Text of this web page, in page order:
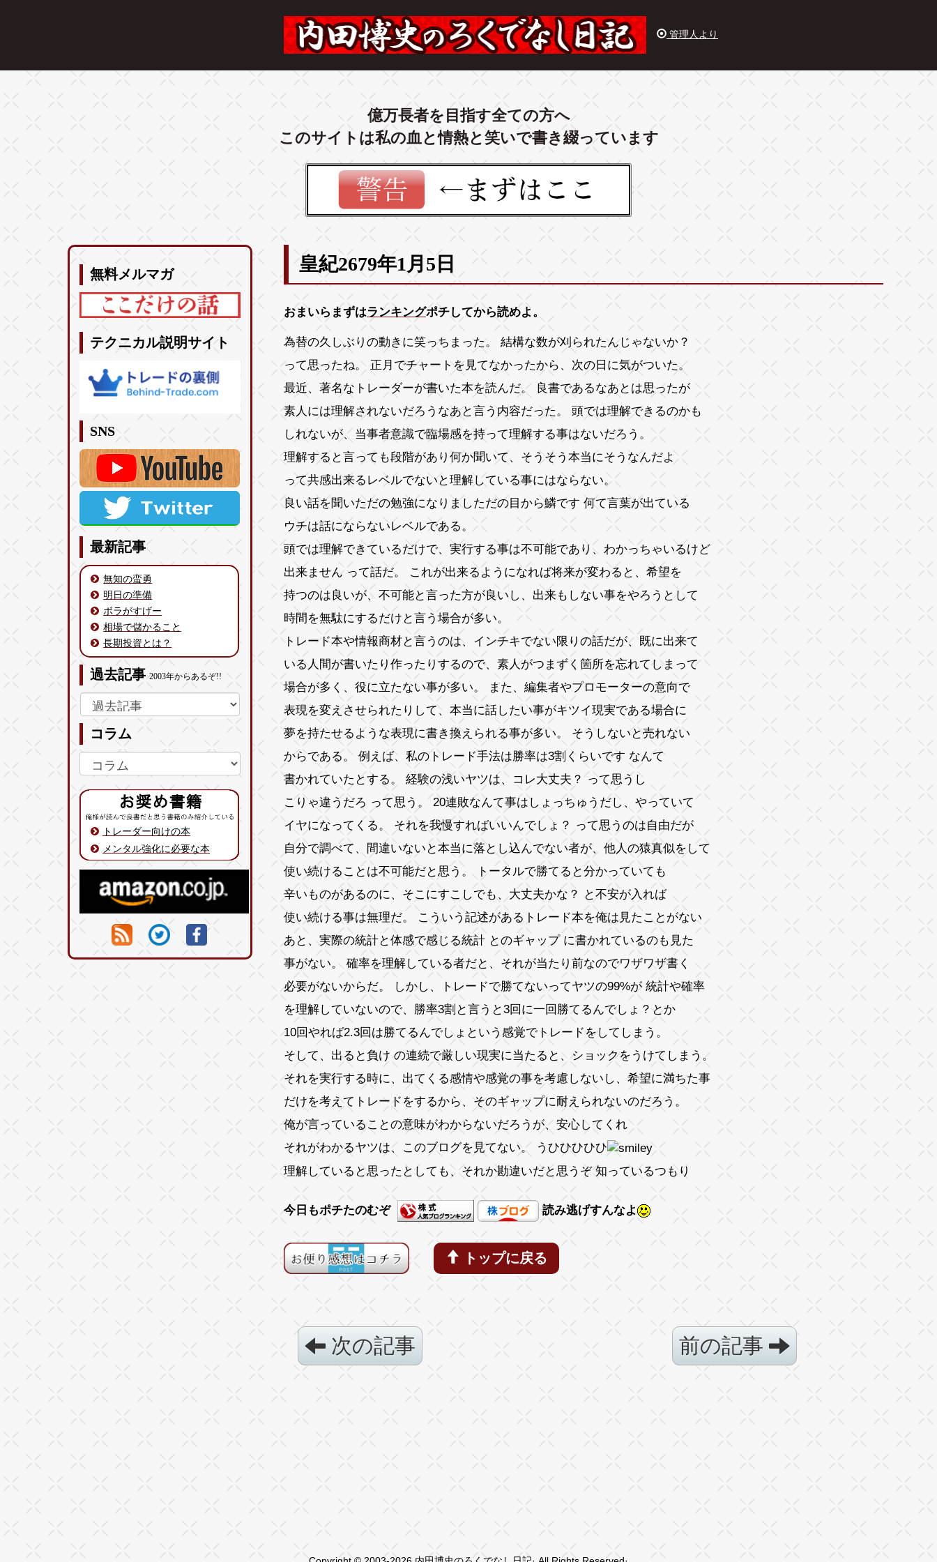
管理人より
億万長者を目指す全ての方へ
このサイトは私の血と情熱と笑いで書き綴っています
無料メルマガ
テクニカル説明サイト
SNS
最新記事
無知の蛮勇
明日の準備
ボラがすげー
相場で儲かること
長期投資とは？
過去記事2003年からあるぞ!!
コラム
トレーダー向けの本
メンタル強化に必要な本
皇紀2679年1月5日
おまいらまずはランキングポチしてから読めよ。
為替の久しぶりの動きに笑っちまった。 結構な数が刈られたんじゃないか？
って思ったね。 正月でチャートを見てなかったから、次の日に気がついた。
最近、著名なトレーダーが書いた本を読んだ。 良書であるなあとは思ったが
素人には理解されないだろうなあと言う内容だった。 頭では理解できるのかも
しれないが、当事者意識で臨場感を持って理解する事はないだろう。
理解すると言っても段階があり何か聞いて、そうそう本当にそうなんだよ
って共感出来るレベルでないと理解している事にはならない。
良い話を聞いただの勉強になりましただの目から鱗です 何て言葉が出ている
ウチは話にならないレベルである。
頭では理解できているだけで、実行する事は不可能であり、わかっちゃいるけど
出来ません って話だ。 これが出来るようになれば将来が変わると、希望を
持つのは良いが、不可能と言った方が良いし、出来もしない事をやろうとして
時間を無駄にするだけと言う場合が多い。
トレード本や情報商材と言うのは、インチキでない限りの話だが、既に出来て
いる人間が書いたり作ったりするので、素人がつまずく箇所を忘れてしまって
場合が多く、役に立たない事が多い。 また、編集者やプロモーターの意向で
表現を変えさせられたりして、本当に話したい事がキツイ現実である場合に
夢を持たせるような表現に書き換えられる事が多い。 そうしないと売れない
からである。 例えば、私のトレード手法は勝率は3割くらいです なんて
書かれていたとする。 経験の浅いヤツは、コレ大丈夫？ って思うし
こりゃ違うだろ って思う。 20連敗なんて事はしょっちゅうだし、やっていて
イヤになってくる。 それを我慢すればいいんでしょ？ って思うのは自由だが
自分で調べて、間違いないと本当に落とし込んでない者が、他人の猿真似をして
使い続けることは不可能だと思う。 トータルで勝てると分かっていても
辛いものがあるのに、そこにすこしでも、大丈夫かな？ と不安が入れば
使い続ける事は無理だ。 こういう記述があるトレード本を俺は見たことがない
あと、実際の統計と体感で感じる統計 とのギャップ に書かれているのも見た
事がない。 確率を理解している者だと、それが当たり前なのでワザワザ書く
必要がないからだ。 しかし、トレードで勝てないってヤツの99%が 統計や確率
を理解していないので、勝率3割と言うと3回に一回勝てるんでしょ？とか
10回やれば2.3回は勝てるんでしょという感覚でトレードをしてしまう。
そして、出ると負け の連続で厳しい現実に当たると、ショックをうけてしまう。
それを実行する時に、出てくる感情や感覚の事を考慮しないし、希望に満ちた事
だけを考えてトレードをするから、そのギャップに耐えられないのだろう。
俺が言っていることの意味がわからないだろうが、安心してくれ
それがわかるヤツは、このブログを見てない。 うひひひひひ
理解していると思ったとしても、それか勘違いだと思うぞ 知っているつもり
今日もポチたのむぞ 読み逃げすんなよ
トップに戻る
次の記事 前の記事